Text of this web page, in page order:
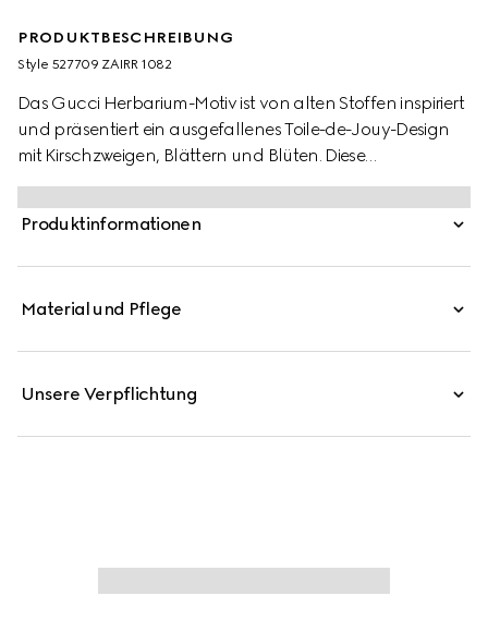
PRODUKTBESCHREIBUNG
Style ‎527709 ZAIRR 1082
Das Gucci Herbarium-Motiv ist von alten Stoffen inspiriert
und präsentiert ein ausgefallenes Toile-de-Jouy-Design
mit Kirschzweigen, Blättern und Blüten. Diese
Häppchenplatte ist aus weißem Porzellan von Ginori 1735
gefertigt.
Produktinformationen
Material und Pflege
Unsere Verpflichtung